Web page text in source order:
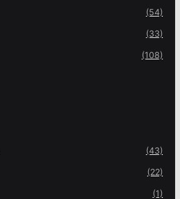
(54)
(33)
(108)
(43)
(22)
(1)